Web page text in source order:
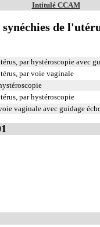
Intitulé CCAM
de
par hystéroscopie avec
par voie vaginale
par hystéroscopie
vaginale avec guidage